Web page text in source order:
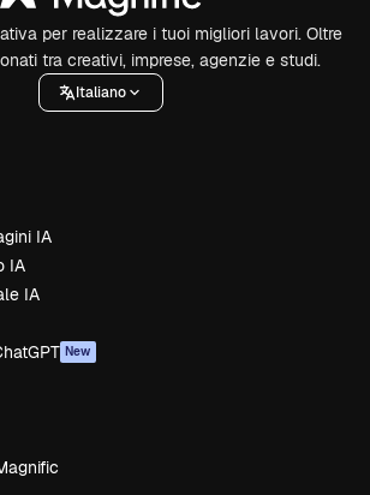
per realizzare i tuoi migliori lavori. Oltre
tra creativi, imprese, agenzie e studi.
Italiano
IA
IA
IA
New